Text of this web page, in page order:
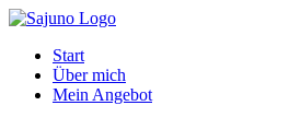
Zum
springenStart
Über mich
Mein Angebot